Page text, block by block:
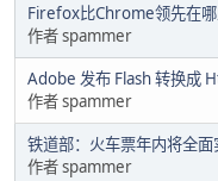
Firefox比Chrome领先在
作者 spammer
Adobe 发布 Flash 转换成
作者 spammer
铁道部：火车票年内将全
作者 spammer